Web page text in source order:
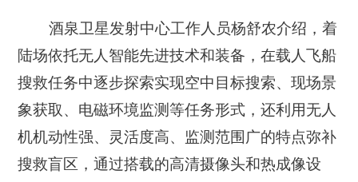
酒泉卫星发射中心工作人员杨舒农介绍，着
陆场依托无人智能先进技术和装备，在载人飞船
搜救任务中逐步探索实现空中目标搜索、现场景
象获取、电磁环境监测等任务形式，还利用无人
机机动性强、灵活度高、监测范围广的特点弥补
搜救盲区，通过搭载的高清摄像头和热成像设